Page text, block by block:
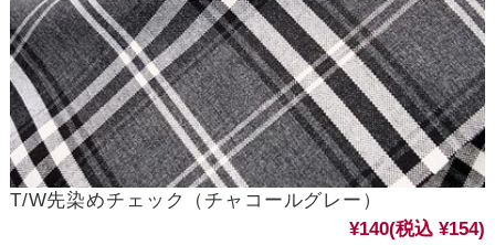
T/W先染めチェック（チャコールグレー）
¥140(税込 ¥154)